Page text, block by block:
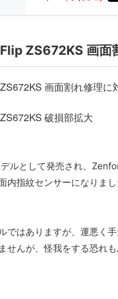
ZS672KS 画面
ルとして発売され、
内指紋センサーになりま
ではありますが、運悪く
せんが、怪我をする恐れ